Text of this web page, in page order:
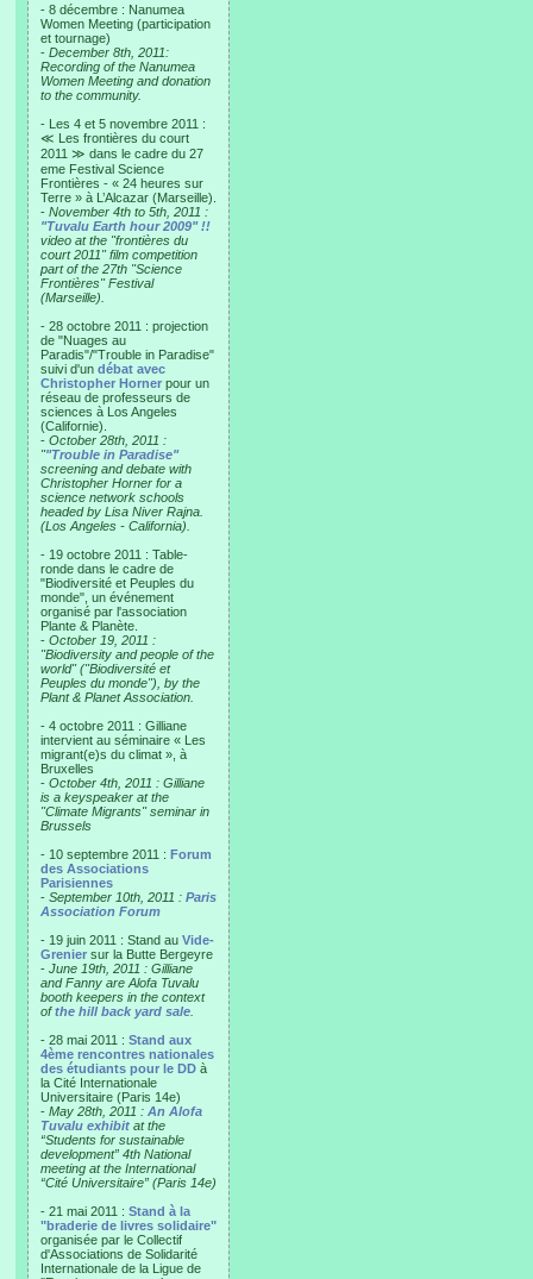
- 8 décembre : Nanumea
Women Meeting (participation
et tournage)
- December 8th, 2011:
Recording of the Nanumea
Women Meeting and donation
to the community.
- Les 4 et 5 novembre 2011 :
≪ Les frontières du court
2011 ≫ dans le cadre du 27
eme Festival Science
Frontières - « 24 heures sur
Terre » à L’Alcazar (Marseille).
- November 4th to 5th, 2011 :
"Tuvalu Earth hour 2009" !!
video at the "frontières du
court 2011" film competition
part of the 27th "Science
Frontières" Festival
(Marseille).
- 28 octobre 2011 : projection
de "Nuages au
Paradis"/"Trouble in Paradise"
suivi d'un débat avec
Christopher Horner pour un
réseau de professeurs de
sciences à Los Angeles
(Californie).
- October 28th, 2011 :
""Trouble in Paradise"
screening and debate with
Christopher Horner for a
science network schools
headed by Lisa Niver Rajna.
(Los Angeles - California).
- 19 octobre 2011 : Table-
ronde dans le cadre de
"Biodiversité et Peuples du
monde", un événement
organisé par l'association
Plante & Planète.
- October 19, 2011 :
"Biodiversity and people of the
world" ("Biodiversité et
Peuples du monde"), by the
Plant & Planet Association.
- 4 octobre 2011 : Gilliane
intervient au séminaire « Les
migrant(e)s du climat », à
Bruxelles
- October 4th, 2011 : Gilliane
is a keyspeaker at the
"Climate Migrants" seminar in
Brussels
- 10 septembre 2011 : Forum
des Associations
Parisiennes
- September 10th, 2011 : Paris
Association Forum
- 19 juin 2011 : Stand au Vide-
Grenier sur la Butte Bergeyre
- June 19th, 2011 : Gilliane
and Fanny are Alofa Tuvalu
booth keepers in the context
ofthe hill back yard sale
- 28 mai 2011 : Stand aux
4ème rencontres nationales
des étudiants pour le DD à
la Cité Internationale
Universitaire (Paris 14e)
- May 28th, 2011 : An Alofa
Tuvalu exhibit at the
“Students for sustainable
development” 4th National
meeting at the International
“Cité Universitaire” (Paris 14e)
- 21 mai 2011 : Stand à la
"braderie de livres solidaire"
organisée par le Collectif
d'Associations de Solidarité
Internationale de la Ligue de